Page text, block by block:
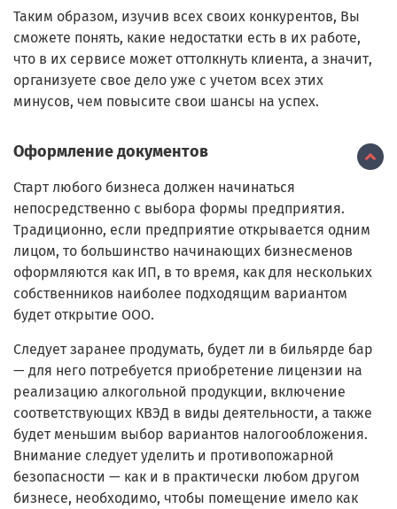
Таким образом, изучив всех своих конкурентов, Вы
сможете понять, какие недостатки есть в их работе,
что в их сервисе может оттолкнуть клиента, а значит,
организуете свое дело уже с учетом всех этих
минусов, чем повысите свои шансы на успех.
Оформление документов
Старт любого бизнеса должен начинаться
непосредственно с выбора формы предприятия.
Традиционно, если предприятие открывается одним
лицом, то большинство начинающих бизнесменов
оформляются как ИП, в то время, как для нескольких
собственников наиболее подходящим вариантом
будет открытие ООО.
Следует заранее продумать, будет ли в бильярде бар
— для него потребуется приобретение лицензии на
реализацию алкогольной продукции, включение
соответствующих КВЭД в виды деятельности, а также
будет меньшим выбор вариантов налогообложения.
Внимание следует уделить и противопожарной
безопасности — как и в практически любом другом
бизнесе, необходимо, чтобы помещение имело как